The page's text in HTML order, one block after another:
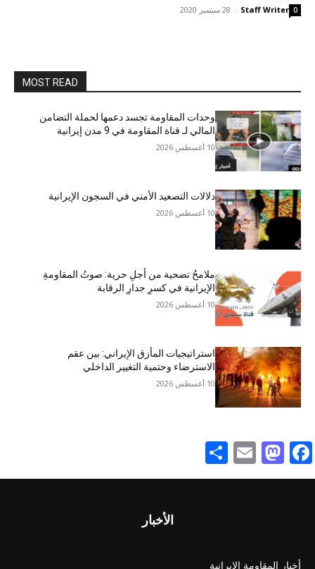
Staff Writer
- 28 سبتمبر 2020 0
MOST READ
وحدات المقاومة تجسد دعمها لحملة التضامن
المالي لـ قناة المقاومة في 9 مدن إيرانية
10 أغسطس 2026
دلالات التصعيد الأمني في السجون الإيرانية
10 أغسطس 2026
ملامحُ تضحية من أجلِ حرية: صوتُ المقاومةِ
الإيرانية في كسرِ جدارِ الرقابة
10 أغسطس 2026
استراتيجيات المأزق الإيراني: بين عقم
الاسترضاء وحتمية التغيير الداخلي
10 أغسطس 2026
Facebook
Mastodon
Email
الأخبار
أخبار المقاومة الايرانية